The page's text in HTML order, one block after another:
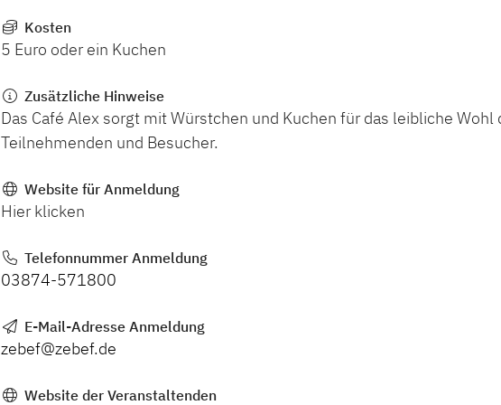
Kosten
5 Euro oder ein Kuchen
Zusätzliche Hinweise
Das Café Alex sorgt mit Würstchen und Kuchen für das leibliche Wohl
Teilnehmenden und Besucher.
Website für Anmeldung
Hier klicken
Telefonnummer Anmeldung
03874-571800
E-Mail-Adresse Anmeldung
zebef@zebef.de
Website der Veranstaltenden